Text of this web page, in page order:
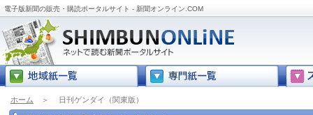
電子版新聞の販売・購読ポータルサイト - 新聞オンライン.COM
ホーム ＞ 日刊ゲンダイ（関東版）